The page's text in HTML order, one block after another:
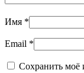
Имя *
Email *
Сохранить моё